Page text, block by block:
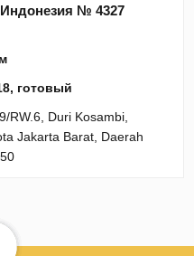
№ 4327
готовый
RW.6, Duri Kosambi,
Jakarta Barat, Daerah